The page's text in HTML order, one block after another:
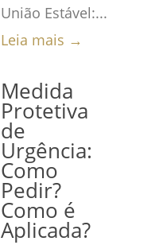
União Estável:...
Leia mais →
Medida
Protetiva
de
Urgência:
Como
Pedir?
Como é
Aplicada?